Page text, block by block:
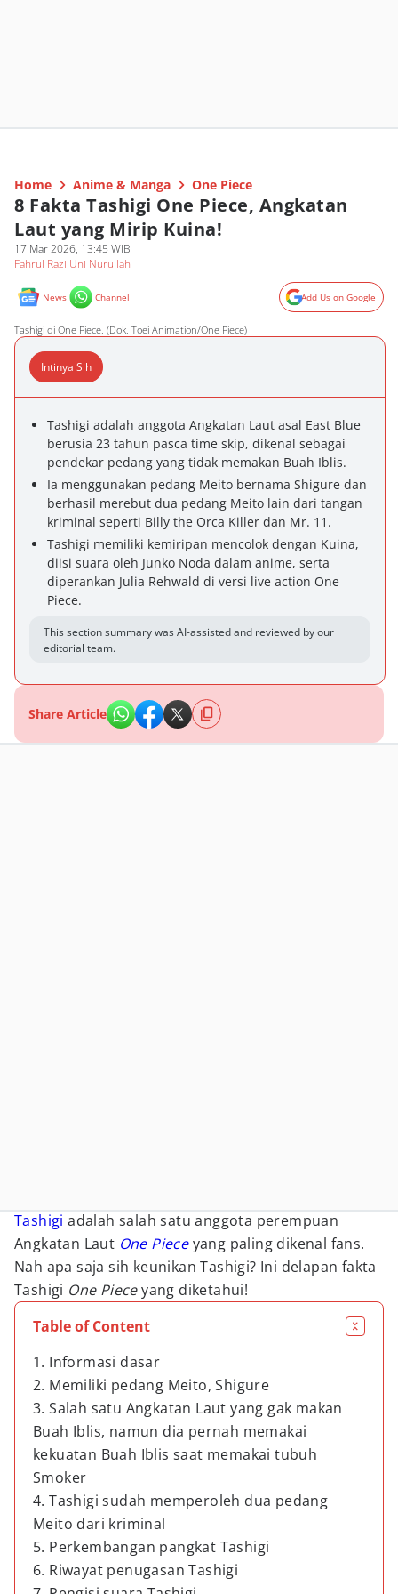
Home Anime & Manga One Piece
8 Fakta Tashigi One Piece, Angkatan
Laut yang Mirip Kuina!
17 Mar 2026, 13:45 WIB
Fahrul Razi Uni Nurullah
News Channel Add Us on Google
Tashigi di One Piece. (Dok. Toei Animation/One Piece)
Intinya Sih
Tashigi adalah anggota Angkatan Laut asal East Blue
berusia 23 tahun pasca time skip, dikenal sebagai
pendekar pedang yang tidak memakan Buah Iblis.
Ia menggunakan pedang Meito bernama Shigure dan
berhasil merebut dua pedang Meito lain dari tangan
kriminal seperti Billy the Orca Killer dan Mr. 11.
Tashigi memiliki kemiripan mencolok dengan Kuina,
diisi suara oleh Junko Noda dalam anime, serta
diperankan Julia Rehwald di versi live action One
Piece.
This section summary was AI-assisted and reviewed by our
editorial team.
Share Article
Tashigi adalah salah satu anggota perempuan
Angkatan Laut One Piece yang paling dikenal fans.
Nah apa saja sih keunikan Tashigi? Ini delapan fakta
Tashigi One Pieceyang diketahui!
Table of Content
1. Informasi dasar
2. Memiliki pedang Meito, Shigure
3. Salah satu Angkatan Laut yang gak makan
Buah Iblis, namun dia pernah memakai
kekuatan Buah Iblis saat memakai tubuh
Smoker
4. Tashigi sudah memperoleh dua pedang
Meito dari kriminal
5. Perkembangan pangkat Tashigi
6. Riwayat penugasan Tashigi